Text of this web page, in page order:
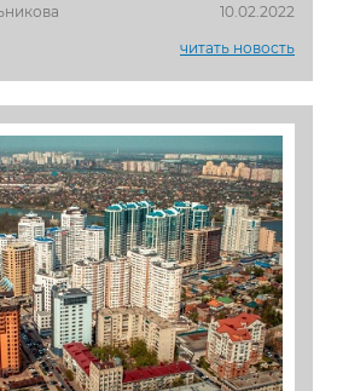
10.02.2022
читать новость